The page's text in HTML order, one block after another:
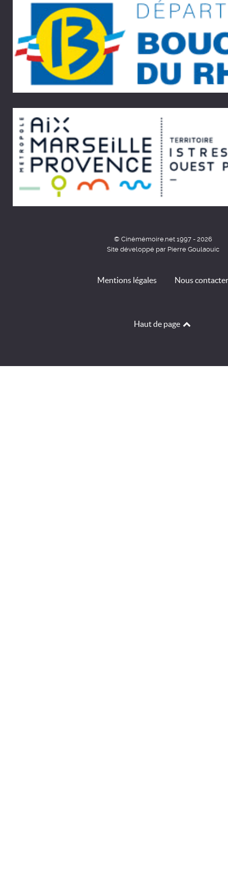
© Cinémémoire.net 1997 - 2026
Site développé par Pierre Goulaouic
Mentions légales Nous contacter
Haut de page